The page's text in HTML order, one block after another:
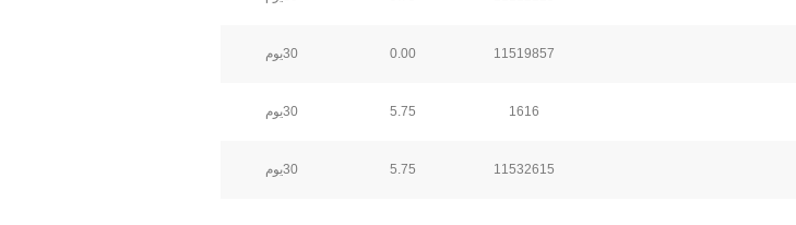
11519857
0.00 30يوم
1616
5.75 30يوم
11532615
5.75 30يوم